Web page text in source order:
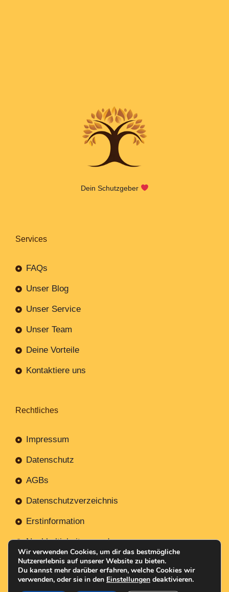
Dein Schutzgeber
Services
FAQs
Unser Blog
Unser Service
Unser Team
Deine Vorteile
Kontaktiere uns
Rechtliches
Impressum
Datenschutz
AGBs
Datenschutzverzeichnis
Erstinformation
Nachhaltigkeitsverordnung
Wir verwenden Cookies, um dir das bestmögliche
Nutzererlebnis auf unserer Website zu bieten.
Du kannst mehr darüber erfahren, welche Cookies wir
verwenden, oder sie in den Einstellungen deaktivieren.